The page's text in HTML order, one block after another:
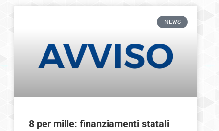
NEWS
8 per mille: finanziamenti statali